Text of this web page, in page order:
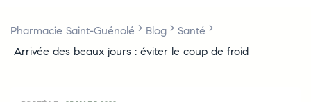
Pharmacie Saint-Guénolé > Blog > Santé >
Arrivée des beaux jours : éviter le coup de froid